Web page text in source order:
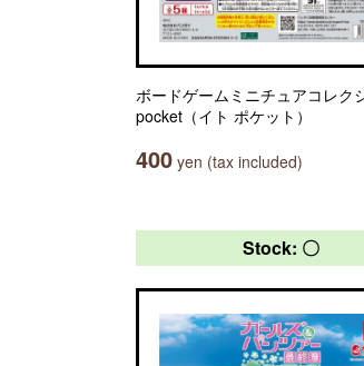
ボードゲームミニチュアコレク
pocket（イト ポケット）
400 yen (tax included)
Stock: 〇